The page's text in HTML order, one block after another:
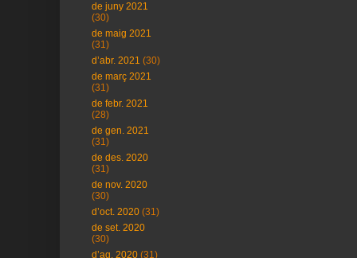
de juny 2021
(30)
de maig 2021
(31)
d’abr. 2021 (30)
de març 2021
(31)
de febr. 2021
(28)
de gen. 2021
(31)
de des. 2020
(31)
de nov. 2020
(30)
d’oct. 2020 (31)
de set. 2020
(30)
d’ag. 2020 (31)